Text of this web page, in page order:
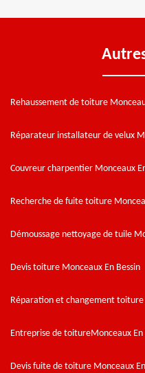
Rehaussement de toiture
Réparateur installateur de velux
Couvreur charpentier Monceaux
Recherche de fuite toiture
Démoussage nettoyage de tuile
Devis toiture Monceaux En Bessin
Réparation et changement toiture
Entreprise de toitureMonceaux En
Devis fuite de toiture Monceaux